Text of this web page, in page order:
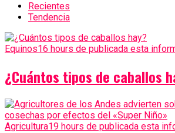
Recientes
Tendencia
Equinos16 hours de publicada esta
¿Cuántos tipos de caballos
Agricultura19 hours de publicada esta